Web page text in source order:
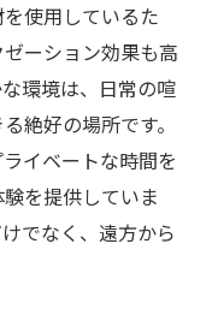
使用しているた
ーション効果も高
環境は、日常の喧
絶好の場所です。
イベートな時間を
を提供していま
でなく、遠方から